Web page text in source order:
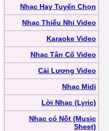
Nhạc Hay Tuyển Chọn
Nhạc Thiếu Nhi Video
Karaoke Video
Nhạc Tân Cổ Video
Cải Lương Video
Nhạc Midi
Lời Nhạc (Lyric)
Nhạc có Nốt (Music
Sheet)